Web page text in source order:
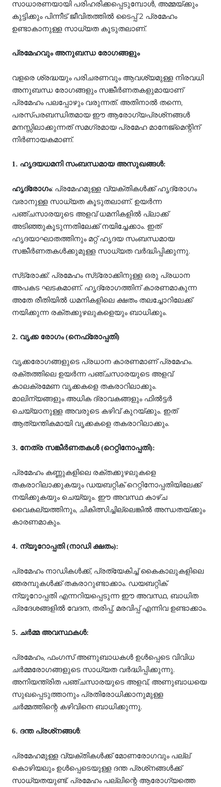
സാധാരണയായി പരിഹരിക്കപ്പെടുമ്പോള്‍, അമ്മയ്ക്കും
കുട്ടിക്കും പിന്നീട് ജീവിതത്തില്‍ ടൈപ്പ് 2 പ്രമേഹം
ഉണ്ടാകാനുള്ള സാധ്യത കൂടുതലാണ്.
പ്രമേഹവും അനുബന്ധ രോഗങ്ങളും
വളരെ ശ്രദ്ധയും പരിചരണവും ആവശ്യമുള്ള നിരവധി
അനുബന്ധ രോഗങ്ങളും സങ്കീര്‍ണതകളുമായാണ്
പ്രമേഹം പലപ്പോഴും വരുന്നത്. അതിനാല്‍ തന്നെ,
പരസ്പരബന്ധിതമായ ഈ ആരോഗ്യപ്രശ്‌നങ്ങള്‍
മനസ്സിലാക്കുന്നത് സമഗ്രമായ പ്രമേഹ മാനേജ്‌മെന്റിന്
നിര്‍ണായകമാണ്.
1. ഹൃദയധമനി സംബന്ധമായ അസുഖങ്ങള്‍:
ഹൃദ്രോഗം: പ്രമേഹമുള്ള വ്യക്തികള്‍ക്ക് ഹൃദ്രോഗം
വരാനുള്ള സാധ്യത കൂടുതലാണ്. ഉയര്‍ന്ന
പഞ്ചസാരയുടെ അളവ് ധമനികളില്‍ പ്ലാക്ക്
അടിഞ്ഞുകൂടുന്നതിലേക്ക് നയിച്ചേക്കാം. ഇത്
ഹൃദയാഘാതത്തിനും മറ്റ് ഹൃദയ സംബന്ധമായ
സങ്കീര്‍ണതകള്‍ക്കുമുള്ള സാധ്യത വര്‍ദ്ധിപ്പിക്കുന്നു.
സ്‌ട്രോക്ക്: പ്രമേഹം സ്‌ട്രോക്കിനുള്ള ഒരു പ്രധാന
അപകട ഘടകമാണ്. ഹൃദ്രോഗത്തിന് കാരണമാകുന്ന
അതേ രീതിയില്‍ ധമനികളിലെ ക്ഷതം തലച്ചോറിലേക്ക്
നയിക്കുന്ന രക്തക്കുഴലുകളെയും ബാധിക്കും.
2. വൃക്ക രോഗം (നെഫ്രോപ്പതി)
വൃക്കരോഗങ്ങളുടെ പ്രധാന കാരണമാണ് പ്രമേഹം.
രക്തത്തിലെ ഉയര്‍ന്ന പഞ്ചസാരയുടെ അളവ്
കാലക്രമേണ വൃക്കകളെ തകരാറിലാക്കും.
മാലിന്യങ്ങളും അധിക ദ്രാവകങ്ങളും ഫില്‍ട്ടര്‍
ചെയ്യാനുള്ള അവരുടെ കഴിവ് കുറയ്ക്കും. ഇത്
ആത്യന്തികമായി വൃക്കകളെ തകരാറിലാക്കും.
3. നേത്ര സങ്കീര്‍ണതകള്‍ (റെറ്റിനോപ്പതി):
പ്രമേഹം കണ്ണുകളിലെ രക്തക്കുഴലുകളെ
തകരാറിലാക്കുകയും ഡയബറ്റിക് റെറ്റിനോപ്പതിയിലേക്ക്
നയിക്കുകയും ചെയ്യും. ഈ അവസ്ഥ കാഴ്ച
വൈകല്യത്തിനും, ചികിത്സിച്ചില്ലെങ്കില്‍ അന്ധതയ്ക്കും
കാരണമാകും.
4. ന്യൂറോപ്പതി (നാഡി ക്ഷതം):
പ്രമേഹം നാഡികള്‍ക്ക്, പ്രത്യേകിച്ച് കൈകാലുകളിലെ
ഞരമ്പുകള്‍ക്ക് തകരാറുണ്ടാക്കാം. ഡയബറ്റിക്
ന്യൂറോപ്പതി എന്നറിയപ്പെടുന്ന ഈ അവസ്ഥ, ബാധിത
പ്രദേശങ്ങളില്‍ വേദന, തരിപ്പ്, മരവിപ്പ് എന്നിവ ഉണ്ടാക്കാം.
5. ചര്‍മ്മ അവസ്ഥകള്‍:
പ്രമേഹം, ഫംഗസ് അണുബാധകള്‍ ഉള്‍പ്പെടെ വിവിധ
ചര്‍മ്മരോഗങ്ങളുടെ സാധ്യത വര്‍ദ്ധിപ്പിക്കുന്നു.
അനിയന്ത്രിത പഞ്ചസാരയുടെ അളവ്, അണുബാധയെ
സുഖപ്പെടുത്താനും പ്രതിരോധിക്കാനുമുള്ള
ചര്‍മ്മത്തിന്റെ കഴിവിനെ ബാധിക്കുന്നു.
6. ദന്ത പ്രശ്‌നങ്ങള്‍:
പ്രമേഹമുള്ള വ്യക്തികള്‍ക്ക് മോണരോഗവും പല്ല്
കൊഴിയലും ഉള്‍പ്പെടെയുള്ള ദന്ത പ്രശ്‌നങ്ങള്‍ക്ക്
സാധ്യതയുണ്ട്. പ്രമേഹം പല്ലിന്റെ ആരോഗ്യത്തെ